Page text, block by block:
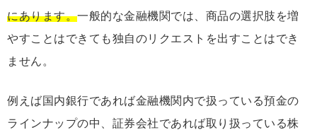
にあります。一般的な金融機関では、商品の選択肢を増
やすことはできても独自のリクエストを出すことはでき
ません。
例えば国内銀行であれば金融機関内で扱っている預金の
ラインナップの中、証券会社であれば取り扱っている株